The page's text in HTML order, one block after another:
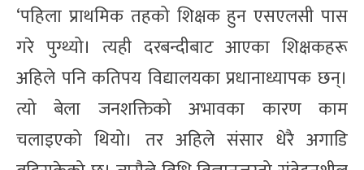
‘पहिला प्राथमिक तहको शिक्षक हुन एसएलसी पास
गरे पुग्थ्यो। त्यही दरबन्दीबाट आएका शिक्षकहरू
अहिले पनि कतिपय विद्यालयका प्रधानाध्यापक छन्।
त्यो बेला जनशक्तिको अभावका कारण काम
चलाइएको थियो। तर अहिले संसार धेरै अगाडि